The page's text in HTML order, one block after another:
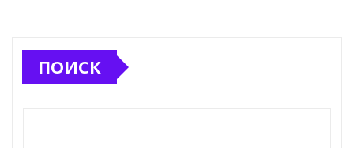
ПОИСК